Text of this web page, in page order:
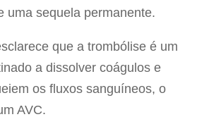
uma sequela permanente.
que a trombólise é um
a dissolver coágulos e
os fluxos sanguíneos, o
AVC.